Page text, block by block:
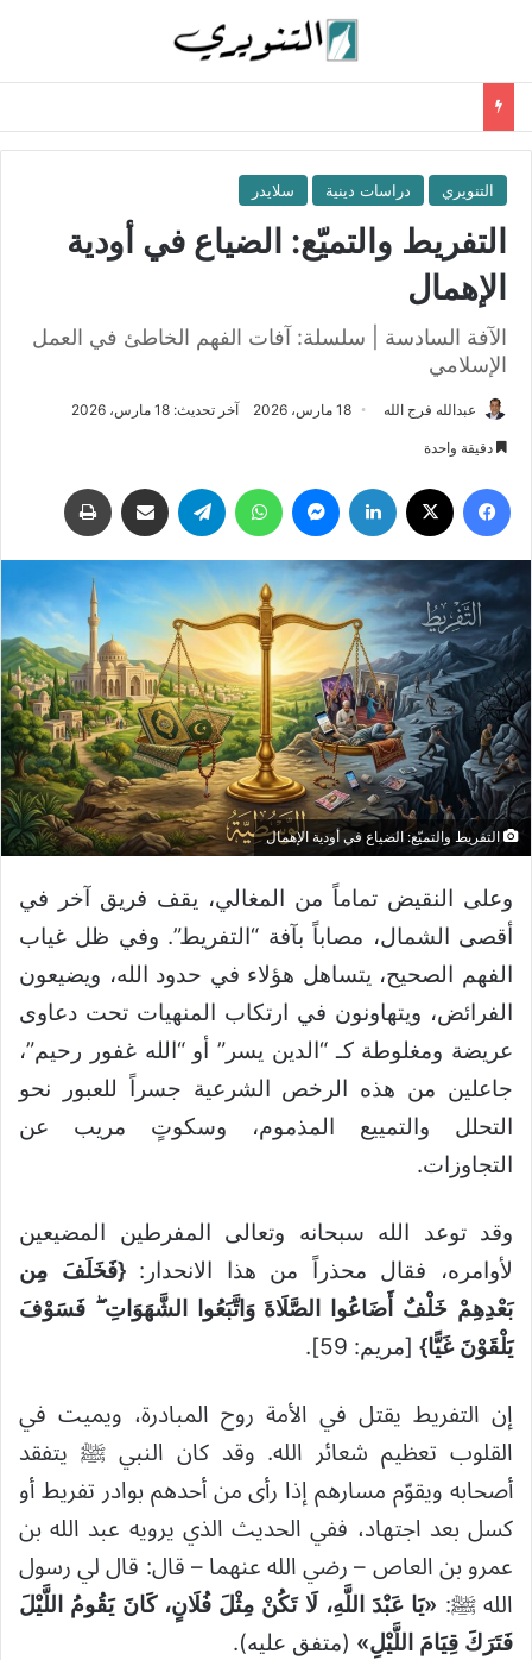
التنويري دراسات دينية سلايدر
التفريط والتميّع: الضياع في أودية
الإهمال
الآفة السادسة | سلسلة: آفات الفهم الخاطئ في العمل
الإسلامي
عبدالله فرج الله 18 مارس، 2026 آخر تحديث: 18 مارس، 2026
دقيقة واحدة
فيسبوك لينكدإن ماسنجر واتساب تيلقرام مشاركة عبر البريد
التفريط والتميّع: الضياع في أودية الإهمال
وعلى النقيض تماماً من المغالي، يقف فريق آخر في
أقصى الشمال، مصاباً بآفة “التفريط”. وفي ظل غياب
الفهم الصحيح، يتساهل هؤلاء في حدود الله، ويضيعون
الفرائض، ويتهاونون في ارتكاب المنهيات تحت دعاوى
عريضة ومغلوطة كـ “الدين يسر” أو “الله غفور رحيم”،
جاعلين من هذه الرخص الشرعية جسراً للعبور نحو
التحلل والتمييع المذموم، وسكوتٍ مريب عن
التجاوزات.
وقد توعد الله سبحانه وتعالى المفرطين المضيعين
لأوامره، فقال محذراً من هذا الانحدار:{فَخَلَفَ مِن
بَعْدِهِمْ خَلْفٌ أَضَاعُوا الصَّلَاةَ وَاتَّبَعُوا الشَّهَوَاتِ ۖ فَسَوْفَ
يَلْقَوْنَ غَيًّا} [مريم: 59].
إن التفريط يقتل في الأمة روح المبادرة، ويميت في
القلوب تعظيم شعائر الله. وقد كان النبي ﷺ يتفقد
أصحابه ويقوّم مسارهم إذا رأى من أحدهم بوادر تفريط أو
كسل بعد اجتهاد، ففي الحديث الذي يرويه عبد الله بن
عمرو بن العاص – رضي الله عنهما – قال: قال لي رسول
الله ﷺ: «يَا عَبْدَ اللَّهِ، لَا تَكُنْ مِثْلَ فُلَانٍ، كَانَ يَقُومُ اللَّيْلَ
فَتَرَكَ قِيَامَ اللَّيْلِ» (متفق عليه).